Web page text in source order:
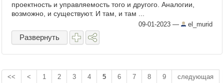
проектность и управляемость того и другого. Аналогии,
возможно, и существуют. И там, и там ...
09-01-2023 — el_murid
Развернуть
<< < 1 2 3 4 5 6 7 8 9
следующая